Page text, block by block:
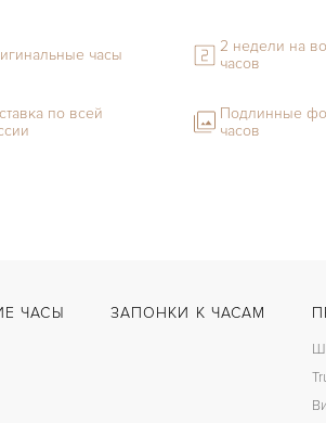
часы
2 недели на
часов
по всей
Подлинные
часов
ЧАСЫ ЗАПОНКИ К ЧАСАМ